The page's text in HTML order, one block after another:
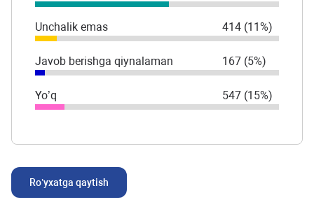
Unchalik emas 414 (11%)
Javob berishga qiynalaman 167 (5%)
Yo’q 547 (15%)
Ro’yxatga qaytish